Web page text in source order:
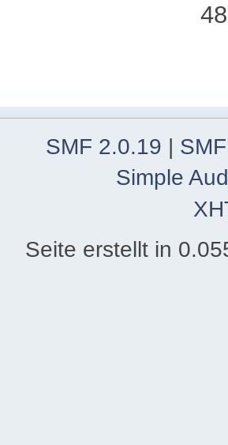
SMF 2.0.19 |
Simple
Seite erstellt in